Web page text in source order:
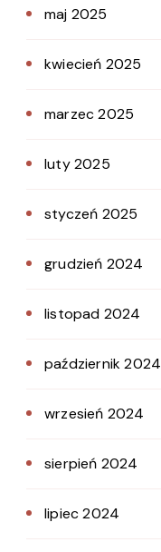
maj 2025
kwiecień 2025
marzec 2025
luty 2025
styczeń 2025
grudzień 2024
listopad 2024
październik 2024
wrzesień 2024
sierpień 2024
lipiec 2024